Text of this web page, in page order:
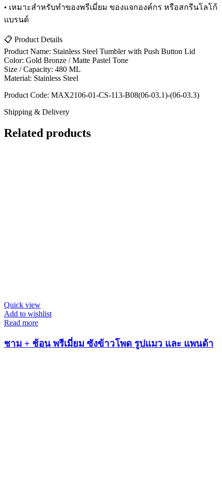
• เหมาะสำหรับทำของพรีเมี่ยม ของแจกองค์กร หรือสกรีนโลโก้
แบรนด์
📋 Product Details
Product Name: Stainless Steel Tumbler with Push Button Lid
Color: Gold Bronze / Matte Pastel Tone
Size / Capacity: 480 ML
Material: Stainless Steel
Product Code: MAX2106-01-CS-113-B08(06-03.1)-(06-03.3)
Shipping & Delivery
Related products
Quick view
Add to wishlist
Read more
ชาม + ช้อน พรีเมี่ยม ซังข้าวโพด รูปแมว และ แพนด้า